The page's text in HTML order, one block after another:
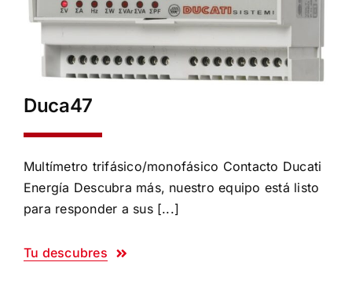
Duca47
Multímetro trifásico/monofásico Contacto Ducati
Energía Descubra más, nuestro equipo está listo
para responder a sus [...]
Tu descubres